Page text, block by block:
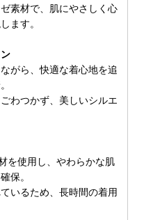
素材で、肌にやさしく心
ます。
がら、快適な着心地を追
わつかず、美しいシルエ
を使用し、やわらかな肌
保。
いるため、長時間の着用